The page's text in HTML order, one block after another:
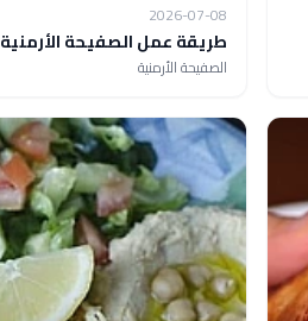
2026-07-08
طريقة عمل الصفيحة الأرمنية
الصفيحة الأرمنية